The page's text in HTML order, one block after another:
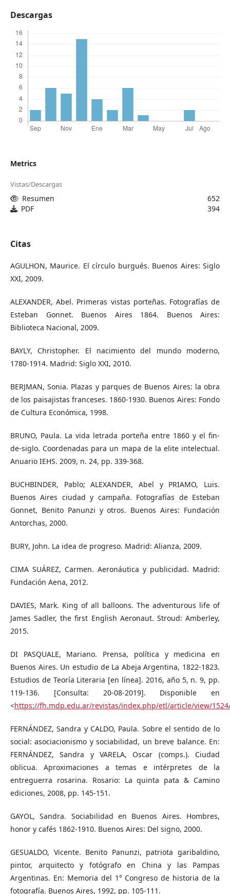
Descargas
Metrics
Vistas/Descargas
Resumen
652
PDF
394
Citas
AGULHON, Maurice. El círculo burgués. Buenos Aires: Siglo
XXI, 2009.
ALEXANDER, Abel. Primeras vistas porteñas. Fotografías de
Esteban Gonnet. Buenos Aires 1864. Buenos Aires:
Biblioteca Nacional, 2009.
BAYLY, Christopher. El nacimiento del mundo moderno,
1780-1914. Madrid: Siglo XXI, 2010.
BERJMAN, Sonia. Plazas y parques de Buenos Aires: la obra
de los paisajistas franceses. 1860-1930. Buenos Aires: Fondo
de Cultura Económica, 1998.
BRUNO, Paula. La vida letrada porteña entre 1860 y el fin-
de-siglo. Coordenadas para un mapa de la elite intelectual.
Anuario IEHS. 2009, n. 24, pp. 339-368.
BUCHBINDER, Pablo; ALEXANDER, Abel y PRIAMO, Luis.
Buenos Aires ciudad y campaña. Fotografías de Esteban
Gonnet, Benito Panunzi y otros. Buenos Aires: Fundación
Antorchas, 2000.
BURY, John. La idea de progreso. Madrid: Alianza, 2009.
CIMA SUÁREZ, Carmen. Aeronáutica y publicidad. Madrid:
Fundación Aena, 2012.
DAVIES, Mark. King of all balloons. The adventurous life of
James Sadler, the first English Aeronaut. Stroud: Amberley,
2015.
DI PASQUALE, Mariano. Prensa, política y medicina en
Buenos Aires. Un estudio de La Abeja Argentina, 1822-1823.
Estudios de Teoría Literaria [en línea]. 2016, año 5, n. 9, pp.
119-136. [Consulta: 20-08-2019]. Disponible en
<https://fh.mdp.edu.ar/revistas/index.php/etl/article/view/
FERNÁNDEZ, Sandra y CALDO, Paula. Sobre el sentido de lo
social: asociacionismo y sociabilidad, un breve balance. En:
FERNÁNDEZ, Sandra y VARELA, Oscar (comps.). Ciudad
oblicua. Aproximaciones a temas e intérpretes de la
entreguerra rosarina. Rosario: La quinta pata & Camino
ediciones, 2008, pp. 145-151.
GAYOL, Sandra. Sociabilidad en Buenos Aires. Hombres,
honor y cafés 1862-1910. Buenos Aires: Del signo, 2000.
GESUALDO, Vicente. Benito Panunzi, patriota garibaldino,
pintor, arquitecto y fotógrafo en China y las Pampas
Argentinas. En: Memoria del 1° Congreso de historia de la
fotografía. Buenos Aires, 1992, pp. 105-111.